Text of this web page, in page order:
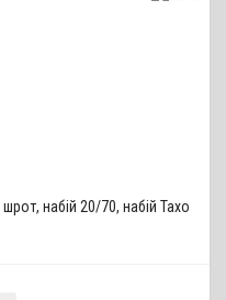
шрот, набій 20/70, набій Тахо